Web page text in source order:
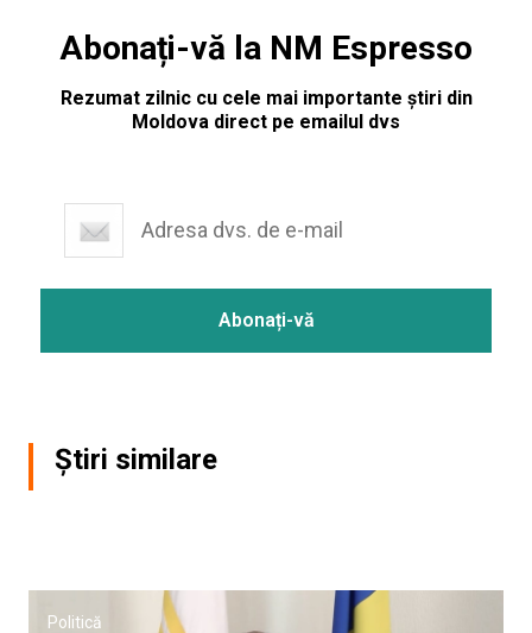
Abonați-vă la NM Espresso
Rezumat zilnic cu cele mai importante știri din
Moldova direct pe emailul dvs
Știri similare
Politică